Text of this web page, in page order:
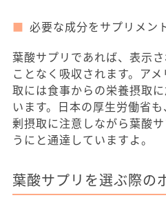
必要な成分をサプリメン
葉酸サプリであれば、表示
ことなく吸収されます。ア
取には食事からの栄養摂取
います。日本の厚生労働省
剰摂取に注意しながら葉酸
うにと通達していますよ。
葉酸サプリを選ぶ際の